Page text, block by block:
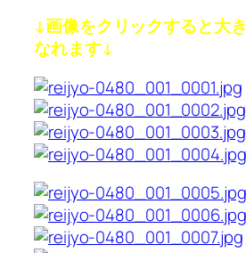
↓画像をクリックすると大
なれます↓